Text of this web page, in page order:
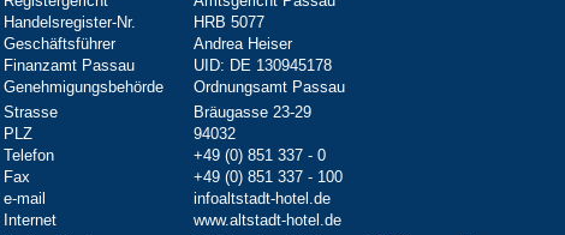
Handelsregister-Nr.
HRB 5077
Geschäftsführer
Andrea Heiser
Finanzamt Passau
UID: DE 130945178
Genehmigungsbehörde
Ordnungsamt Passau
Strasse
Bräugasse 23-29
PLZ
94032
Telefon
+49 (0) 851 337 - 0
Fax
+49 (0) 851 337 - 100
e-mail
infoaltstadt-hotel.de
Internet
www.altstadt-hotel.de